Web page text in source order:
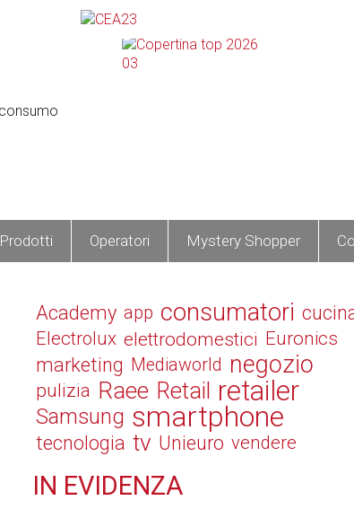
Prodotti Operatori Mystery Shopper
Academy app consumatori
Electrolux elettrodomestici Euronics
marketing Mediaworld negozio
pulizia Raee Retail retailer
Samsung smartphone
tecnologia tv Unieuro vendere
IN EVIDENZA